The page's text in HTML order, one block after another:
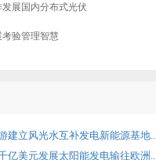
发展国内分布式光伏
验管理智慧
建立风光水互补发电新能源基地..
亿美元发展太阳能发电输往欧洲..